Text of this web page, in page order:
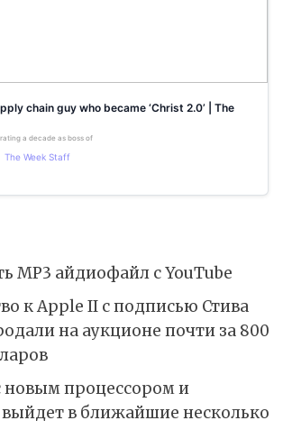
chain guy who became ‘Christ 2.0’ | The
a decade as boss of the tech giant
The Week Staff
MP3 айдиофайл с YouTube
к Apple II с подписью Стива
на аукционе почти за 800
новым процессором и
в ближайшие несколько